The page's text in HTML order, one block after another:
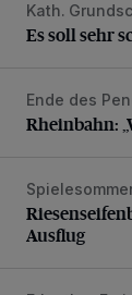
Es soll sehr
Kath.
Es soll sehr
Rheinbahn:
Ende des
Rheinbahn:
Ausflug